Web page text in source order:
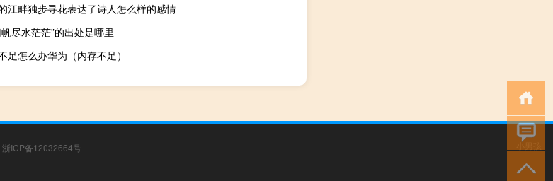
江畔独步寻花表达了诗人怎么样的感情
尽水茫茫”的出处是哪里
足怎么办华为（内存不足）
浙ICP备12032664号
小男孩